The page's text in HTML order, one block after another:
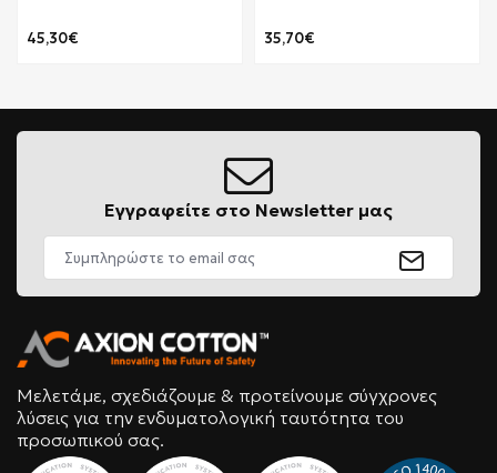
45,30€ 35,70€
Εγγραφείτε στο Newsletter μας
Μελετάμε, σχεδιάζουμε & προτείνουμε σύγχρονες
λύσεις για την ενδυματολογική ταυτότητα του
προσωπικού σας.